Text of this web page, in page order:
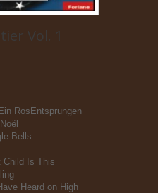
Vol. 1
RosEntsprungen
Bells
Child Is This
Heard on High